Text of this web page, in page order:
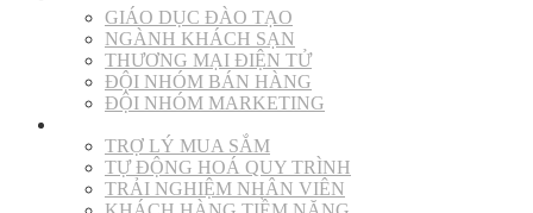
GIÁO DỤC ĐÀO TẠO
NGÀNH KHÁCH SẠN
THƯƠNG MẠI ĐIỆN TỬ
ĐỘI NHÓM BÁN HÀNG
ĐỘI NHÓM MARKETING
TRỢ LÝ MUA SẮM
TỰ ĐỘNG HOÁ QUY TRÌNH
TRẢI NGHIỆM NHÂN VIÊN